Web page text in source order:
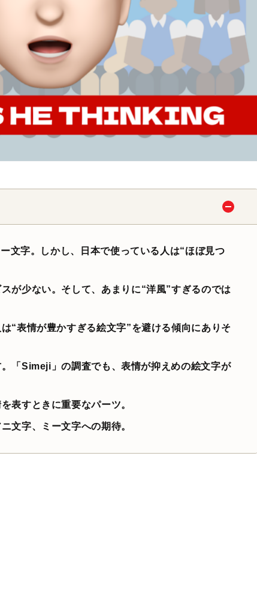
文字。しかし、日本で使っている人は“ほぼ見つ
が少ない。そして、あまりに“洋風”すぎるのでは
“表情が豊かすぎる絵文字”を避ける傾向にありそ
「Simeji」の調査でも、表情が抑えめの絵文字が
表すときに重要なパーツ。
文字、ミー文字への期待。